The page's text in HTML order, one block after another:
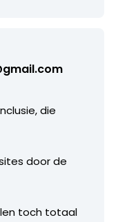
die
door de
toch totaal